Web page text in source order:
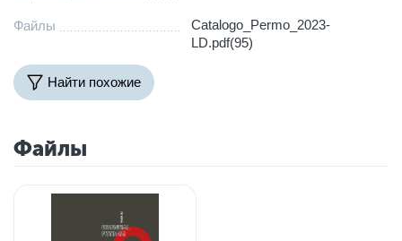
Файлы
Catalogo_Permo_2023-
LD.pdf(95)
Найти похожие
Файлы